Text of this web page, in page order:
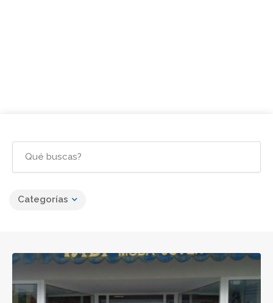
Categorías